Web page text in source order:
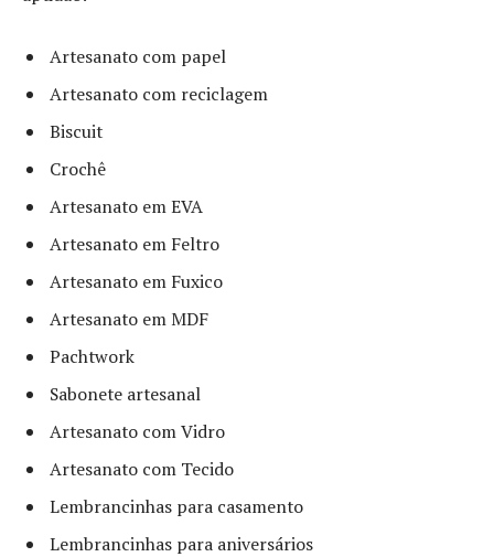
Artesanato com papel
Artesanato com reciclagem
Biscuit
Crochê
Artesanato em EVA
Artesanato em Feltro
Artesanato em Fuxico
Artesanato em MDF
Pachtwork
Sabonete artesanal
Artesanato com Vidro
Artesanato com Tecido
Lembrancinhas para casamento
Lembrancinhas para aniversários